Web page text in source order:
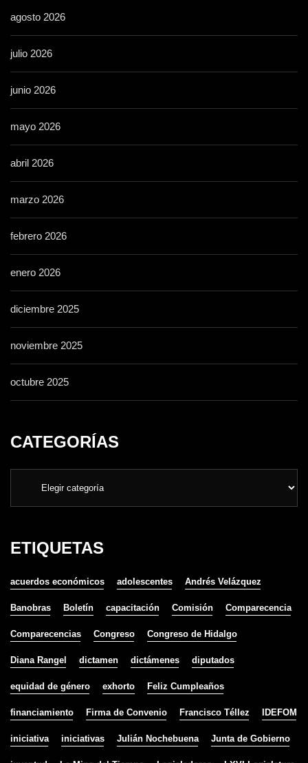
agosto 2026
julio 2026
junio 2026
mayo 2026
abril 2026
marzo 2026
febrero 2026
enero 2026
diciembre 2025
noviembre 2025
octubre 2025
CATEGORÍAS
ETIQUETAS
acuerdos económicos adolescentes Andrés Velázquez
Banobras Boletín capacitación Comisión Comparecencia
Comparecencias Congreso Congreso de Hidalgo
Diana Rangel dictamen dictámenes diputados
equidad de género exhorto Feliz Cumpleaños
financiamiento Firma de Convenio Francisco Téllez IDEFOM
iniciativa iniciativas Julián Nochebuena Junta de Gobierno